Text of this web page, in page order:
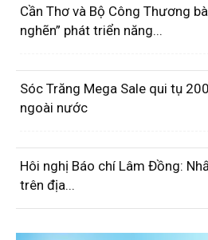
Cần Thơ và Bộ Công Thương
nghẽn” phát triển năng...
Sóc Trăng Mega Sale qui tụ
ngoài nước
Hôi nghị Báo chí Lâm Đồng:
trên địa...